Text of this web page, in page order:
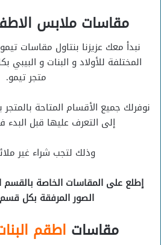
مقاسات ملابس
نبدأ معك عزيزنا بنتاول مقاسات
المختلفة للأولاد و البنات و البيبي
متجر تيمو.
نوفرلك جميع الأقسام المتاحة
إلى التعرف عليها قبل البدء
وذلك لتجب شراء غير
إطلع على المقاسات الخاصة بالقسم
الصور المرفقة بكل
مقاسات اطقم